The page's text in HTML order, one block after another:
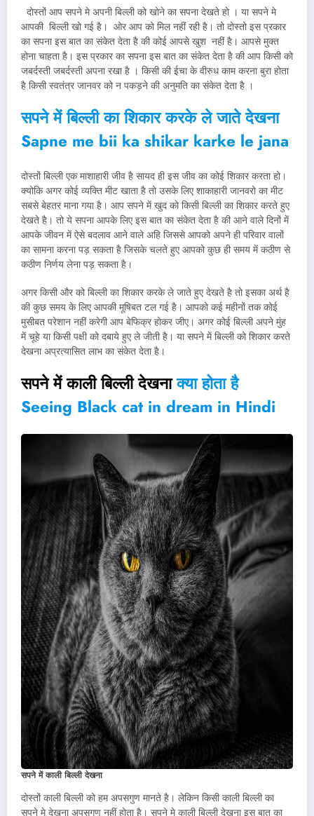
दोस्तों आप सपने मे अपनी बिल्ली को खोने का सपना देखते हो । या सपने मे
आपकी बिल्ली खो गई है। ओर आप को मिल नहीं रही है। तो दोस्तो इस प्रकार
का सपना इस बात का संकेत देता है की कोई आपसे खुश नहीं है। आपसे मुक्त
होना चाहता है। इस प्रकार का सपना इस बात का संकेत देता है की आप किसी को
जबर्दस्ती जबर्दस्ती अपना रखा है । किसी की ईचा के वीरुध काम करना बुरा होता
है किसी स्वतंत्र जानवर को न पकड़ने की अनुमति का संकेत देता है ।
सपने में बिल्ली का शिकार करके ले जाते देखना
Sapne me bii ka shikar karke le jana
दोस्तों बिल्ली एक माशाहारी जीव है सायद ही इस जीव का कोई शिकार करता हो।
क्योकि अगर कोई व्यक्ति मीट खाता है तो उसके लिए शाकाहारी जानवरो का मीट
सबसे बेहतर माना गया है। आप सपने में खुद को किसी बिल्ली का शिकार करते हुए
देखते है। तो ये सपना आपके लिए इस बात का संकेत देता है की आने वाले दिनों में
आपके जीवन में ऐसे बदलाव आने वाले अहि जिससे आपको अपने ही परिवार वालों
का सामना करना पड़ सकता है जिसके चलते हुए आपको कुछ ही समय में कठीण से
कठीण निर्णय लेना पड़ सकता है।
अगर किसी और को बिल्ली का शिकार करके ले जाते हुए देखते है तो इसका अर्थ है
की कुछ समय के लिए आपकी मूषिबत टल गई है। आपको कई महीनों तक कोई
मुसीबत परेशान नहीं करेगी आप बेफिक्र होकर जीए। अगर कोई बिल्ली अपने मुंह
में चूहे या किसी पक्षी को दबाये हुए ले जीती है। या सपने में बिल्ली को शिकार करते
देखना अप्रत्यासित लाभ का संकेत देता है।
सपने में काली बिल्ली देखना क्या होता है
Seeing Black cat in dream in Hindi
सपने में काली बिल्ली देखना
दोस्तों काली बिल्ली को हम अपसगुण मानते है। लेकिन किसी काली बिल्ली का
सपने मे देखना अपसगुण नहीं होता है। सपने मे काली बिल्ली देखना इस बात का